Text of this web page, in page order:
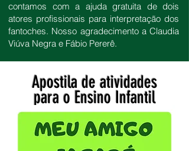
contamos com a ajuda gratuita de dois
atores profissionais para interpretação dos
fantoches. Nosso agradecimento a Claudia
Viúva Negra e Fábio Pererê.
Apostila de atividades
para o Ensino Infantil